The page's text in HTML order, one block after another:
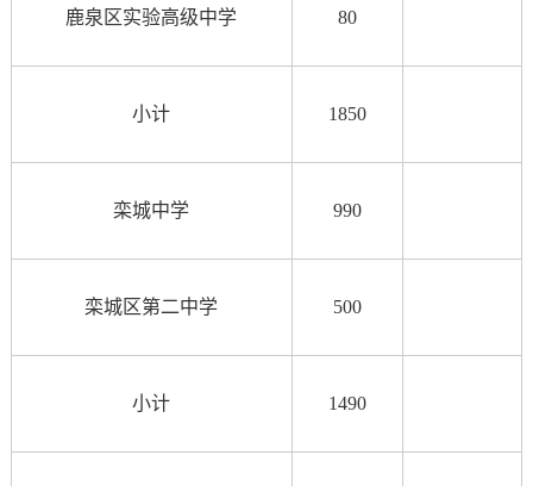
鹿泉区实验高级中学 80
小计 1850
栾城中学 990
栾城区第二中学 500
小计 1490